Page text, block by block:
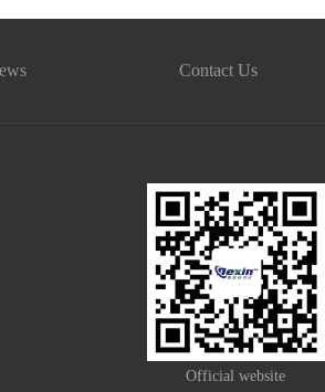
Contact Us
Official website